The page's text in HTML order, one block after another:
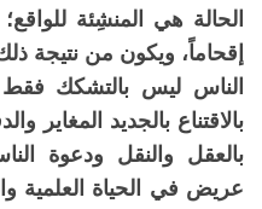
الحالة هي المنشِئة
إقحاماً، ويكون من نتيجة
الناس ليس بالتشكك
بالاقتناع بالجديد المغاير
بالعقل والنقل ودعوة
عريض في الحياة العلمية